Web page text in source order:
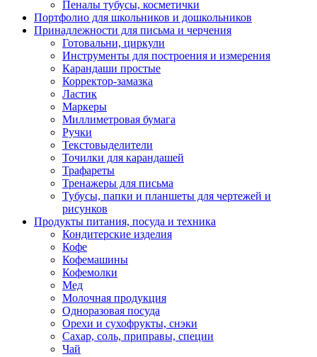
Пеналы тубусы, косметички
Портфолио для школьников и дошкольников
Принадлежности для письма и черчения
Готовальни, циркули
Инструменты для построения и измерения
Карандаши простые
Корректор-замазка
Ластик
Маркеры
Миллиметровая бумага
Ручки
Текстовыделители
Точилки для карандашей
Трафареты
Тренажеры для письма
Тубусы, папки и планшеты для чертежей и
рисунков
Продукты питания, посуда и техника
Кондитерские изделия
Кофе
Кофемашины
Кофемолки
Мед
Молочная продукция
Одноразовая посуда
Орехи и сухофрукты, снэки
Сахар, соль, приправы, специи
Чай